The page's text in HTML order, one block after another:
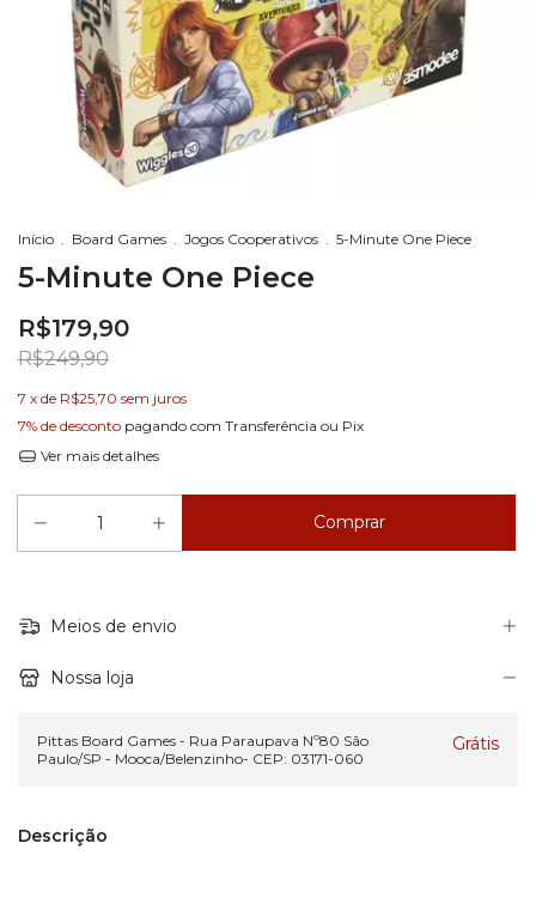
Início . Board Games . Jogos Cooperativos . 5-Minute One Piece
5-Minute One Piece
R$179,90
R$249,90
7 x de R$25,70 sem juros
7% de desconto pagando com Transferência ou Pix
Ver mais detalhes
Meios de envio
Nossa loja
Pittas Board Games - Rua Paraupava Nº80 São
Paulo/SP - Mooca/Belenzinho- CEP: 03171-060
Grátis
Descrição